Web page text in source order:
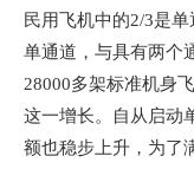
民用飞机中的2/3是
单通道，与具有两个
28000多架标准机身
这一增长。自从启动
额也稳步上升，为了